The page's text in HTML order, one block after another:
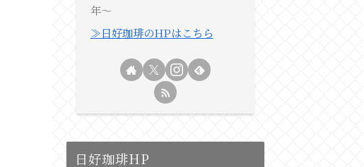
年〜
≫日好珈琲のHPはこちら
日好珈琲HP